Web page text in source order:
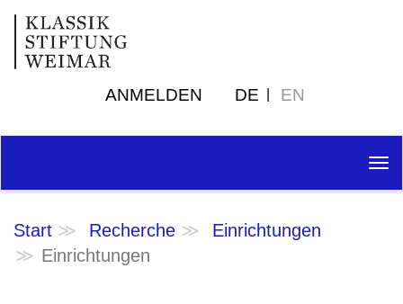
ANMELDEN DE EN
Start Recherche
Einrichtungen
Einrichtungen